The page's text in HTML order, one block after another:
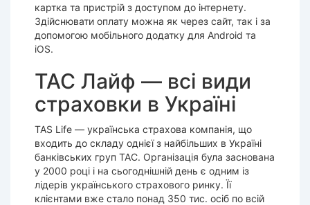
картка та пристрій з доступом до інтернету.
Здійснювати оплату можна як через сайт, так і за
допомогою мобільного додатку для Android та
iOS.
ТАС Лайф — всі види
страховки в Україні
TAS Life — українська страхова компанія, що
входить до складу однієї з найбільших в Україні
банківських груп ТАС. Організація була заснована
у 2000 році і на сьогоднішній день є одним із
лідерів українського страхового ринку. Її
клієнтами вже стало понад 350 тис. осіб по всій